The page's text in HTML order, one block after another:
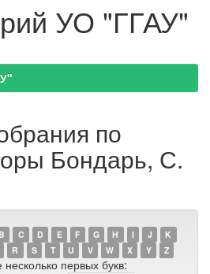
УО "ГГАУ"
по
Бондарь, С.
B C D E F G H I J
K
R S T U V W X Y Z
несколько первых букв: